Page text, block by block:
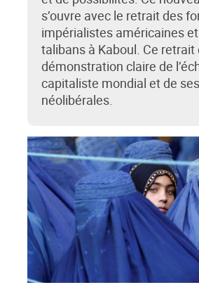
s’ouvre avec le retrait des
impérialistes américaines et
talibans à Kaboul. Ce retrait
démonstration claire de
capitaliste mondial et de
néolibérales.